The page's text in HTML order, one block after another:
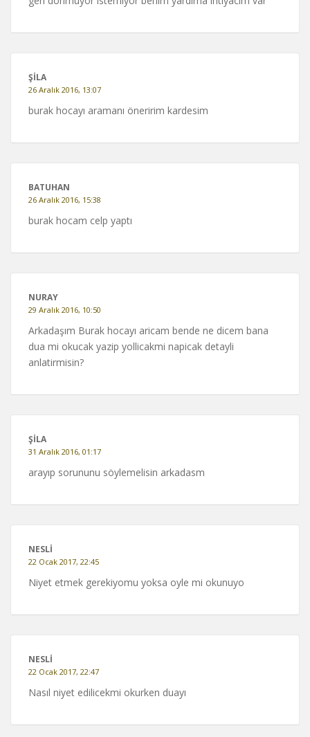
ŞILA
26 Aralık 2016, 13:07
burak hocayı aramanı öneririm kardesim
BATUHAN
26 Aralık 2016, 15:38
burak hocam celp yaptı
NURAY
29 Aralık 2016, 10:50
Arkadaşım Burak hocayı aricam bende ne dicem bana
dua mi okucak yazip yollicakmi napicak detayli
anlatirmisin?
ŞILA
31 Aralık 2016, 01:17
arayıp sorununu söylemelisin arkadasm
NESLI
22 Ocak 2017, 22:45
Niyet etmek gerekiyomu yoksa oyle mi okunuyo
NESLI
22 Ocak 2017, 22:47
Nasıl niyet edilicekmi okurken duayı